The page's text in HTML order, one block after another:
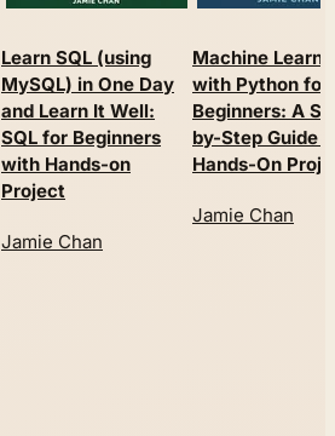
Learn SQL (using
MySQL) in One Day
and Learn It Well:
SQL for Beginners
with Hands-on
Project
Jamie Chan
Machine
with Python for
Beginners: A
by-Step Guide
Hands-On
Jamie Chan